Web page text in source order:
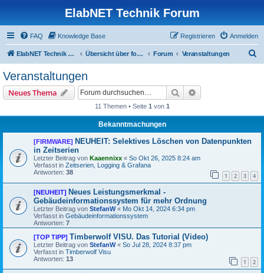
ElabNET Technik Forum
FAQ Knowledge Base Anmelden
Registrieren
ElabNET Technik Forum Übersicht über forum.timberwolf.io Forum Veranstaltungen
Veranstaltungen
Neues Thema Suche
11 Themen • Seite 1 von 1
Bekanntmachungen
[FIRMWARE] NEUHEIT: Selektives Löschen von Datenpunkten
in Zeitserien
Letzter Beitrag von Kaaennixx « So Okt 26, 2025 8:24 am
Verfasst in Zeitserien, Logging & Grafana
Antworten: 38 1 2 3 4
[NEUHEIT] Neues Leistungsmerkmal -
Gebäudeinformationssystem für mehr Ordnung
Letzter Beitrag von StefanW« Mo Okt 14, 2024 6:34 pm
Verfasst in Gebäudeinformationssystem
Antworten: 7
[TOP TIPP] Timberwolf VISU. Das Tutorial (Video)
Letzter Beitrag von StefanW« So Jul 28, 2024 8:37 pm
Verfasst in Timberwolf Visu
Antworten: 13 1 2